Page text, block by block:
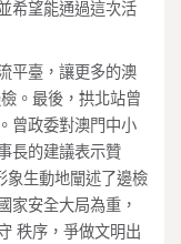
希望能通過這次活
平臺，讓更多的澳
。最後，拱北站曾
曾政委對澳門中小
長的建議表示贊
象生動地闡述了邊檢
家安全大局為重，
秩序，爭做文明出